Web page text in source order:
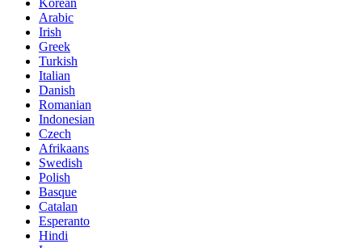
Arabic
Irish
Greek
Turkish
Italian
Danish
Romanian
Indonesian
Czech
Afrikaans
Swedish
Polish
Basque
Catalan
Esperanto
Hindi